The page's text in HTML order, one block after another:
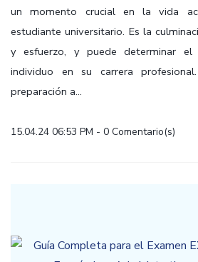
un momento crucial en la vida
estudiante universitario. Es la
y esfuerzo, y puede determinar
individuo en su carrera
preparación a...
15.04.24 06:53 PM - 0 Comentario(s)